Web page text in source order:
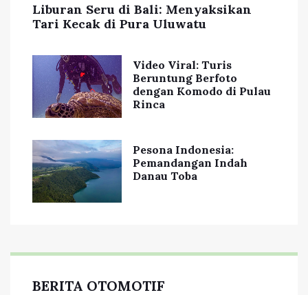
Liburan Seru di Bali: Menyaksikan
Tari Kecak di Pura Uluwatu
Video Viral: Turis
Beruntung Berfoto
dengan Komodo di Pulau
Rinca
Pesona Indonesia:
Pemandangan Indah
Danau Toba
BERITA OTOMOTIF